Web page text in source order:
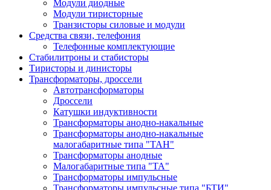
Модули диодные
Модули тиристорные
Транзисторы силовые и модули
Средства связи, телефония
Телефонные комплектующие
Стабилитроны и стабисторы
Тиристоры и динисторы
Трансформаторы, дроссели
Автотрансформаторы
Дроссели
Катушки индуктивности
Трансформаторы анодно-накальные
Трансформаторы анодно-накальные
малогабаритные типа "ТАН"
Трансформаторы анодные
Малогабаритные типа "ТА"
Трансформаторы импульсные
Трансформаторы импульсные типа "БТИ"